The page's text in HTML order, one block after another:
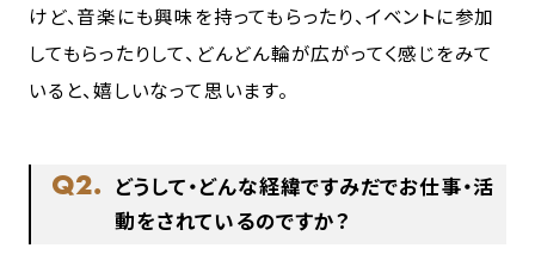
けど、音楽にも興味を持ってもらったり、イベントに参加
してもらったりして、どんどん輪が広がってく感じをみて
いると、嬉しいなって思います。
Q2. どうして・どんな経緯ですみだでお仕事・活
動をされているのですか？